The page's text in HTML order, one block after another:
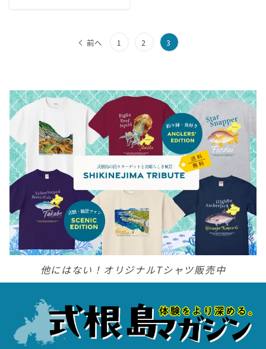
の
ペ
ー
ジ
送
り
前へ 1 2 3
他にはない！オリジナルTシャツ販売中